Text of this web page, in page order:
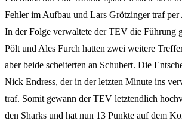
Fehler im Aufbau und Lars Grötzinger traf
In der Folge verwaltete der TEV die Führung
Pölt und Ales Furch hatten zwei weitere
aber beide scheiterten an Schubert. Die
Nick Endress, der in der letzten Minute ins
traf. Somit gewann der TEV letztendlich
den Sharks und hat nun 13 Punkte auf dem